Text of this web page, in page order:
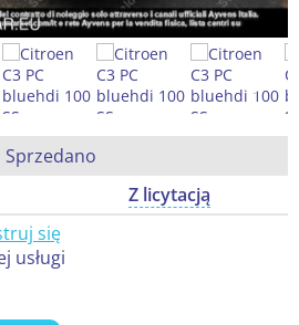
Sprzedano
Z licytacją
się
usługi